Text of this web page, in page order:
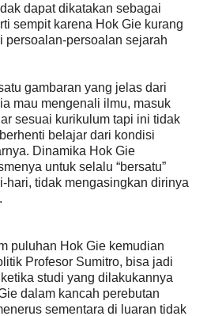
dapat dikatakan sebagai
sempit karena Hok Gie kurang
persoalan-persoalan sejarah
gambaran yang jelas dari
mau mengenali ilmu, masuk
sesuai kurikulum tapi ini tidak
belajar dari kondisi
Dinamika Hok Gie
untuk selalu “bersatu”
hari, tidak mengasingkan dirinya
puluhan Hok Gie kemudian
Profesor Sumitro, bisa jadi
studi yang dilakukannya
dalam kancah perebutan
sementara di luaran tidak